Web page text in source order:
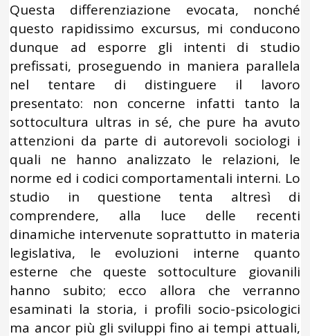
Questa differenziazione evocata, nonché
questo rapidissimo excursus, mi conducono
dunque ad esporre gli intenti di studio
prefissati, proseguendo in maniera parallela
nel tentare di distinguere il lavoro
presentato: non concerne infatti tanto la
sottocultura ultras in sé, che pure ha avuto
attenzioni da parte di autorevoli sociologi i
quali ne hanno analizzato le relazioni, le
norme ed i codici comportamentali interni. Lo
studio in questione tenta altresì di
comprendere, alla luce delle recenti
dinamiche intervenute soprattutto in materia
legislativa, le evoluzioni interne quanto
esterne che queste sottoculture giovanili
hanno subito; ecco allora che verranno
esaminati la storia, i profili socio-psicologici
ma ancor più gli sviluppi fino ai tempi attuali,